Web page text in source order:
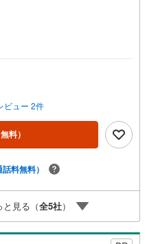
ビュー 2件
無料）
話料無料）
見る（全5社）